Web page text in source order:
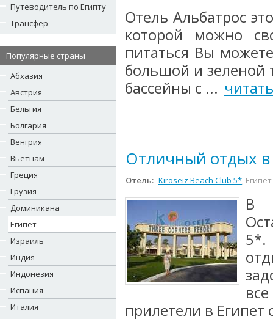
Путеводитель по Египту
Трансфер
Популярные страны
Абхазия
Австрия
Бельгия
Болгария
Венгрия
Вьетнам
Греция
Грузия
Доминикана
Египет
Израиль
Индия
Индонезия
Испания
Италия
Отель Альбатрос
которой можно
питаться Вы
большой и зеленой
бассейны с ...
Отличный отдых
Отель: Kiroseiz Beach Club 5*,
В
5*.
прилетели в Египет